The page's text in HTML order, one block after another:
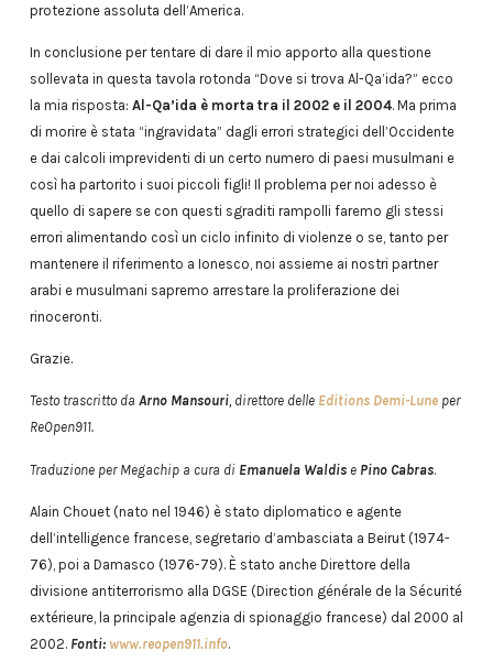
protezione assoluta dell’America.
In conclusione per tentare di dare il mio apporto alla questione
sollevata in questa tavola rotonda “Dove si trova Al-Qa’ida?” ecco
la mia risposta: Al-Qa’ida è morta tra il 2002 e il 2004. Ma prima
di morire è stata “ingravidata” dagli errori strategici dell’Occidente
e dai calcoli imprevidenti di un certo numero di paesi musulmani e
così ha partorito i suoi piccoli figli! Il problema per noi adesso è
quello di sapere se con questi sgraditi rampolli faremo gli stessi
errori alimentando così un ciclo infinito di violenze o se, tanto per
mantenere il riferimento a Ionesco, noi assieme ai nostri partner
arabi e musulmani sapremo arrestare la proliferazione dei
rinoceronti.
Grazie.
Testo trascritto da Arno Mansouri, direttore delle Editions Demi-Luneper
ReOpen911.
Traduzione per Megachip a cura di Emanuela Waldise Pino Cabras.
Alain Chouet (nato nel 1946) è stato diplomatico e agente
dell’intelligence francese, segretario d’ambasciata a Beirut (1974-
76), poi a Damasco (1976-79). È stato anche Direttore della
divisione antiterrorismo alla DGSE (Direction générale de la Sécurité
extérieure, la principale agenzia di spionaggio francese) dal 2000 al
2002. Fonti: www.reopen911.info.